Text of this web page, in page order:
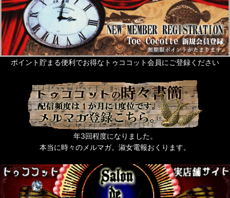
ポイント貯まる便利でお得なトゥココット会員にご登録ください
年3回程度になりました。
本当に時々のメルマガ。淑女電報おくります。